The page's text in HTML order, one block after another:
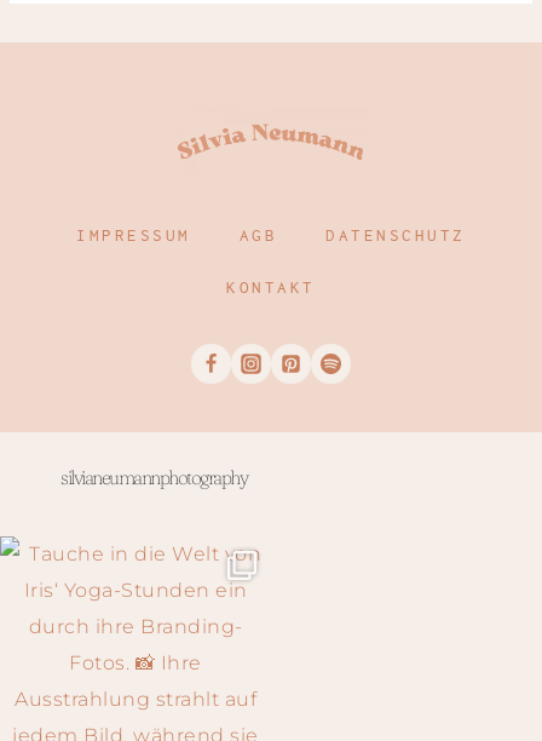
IMPRESSUM AGB DATENSCHUTZ
KONTAKT
silvianeumannphotography